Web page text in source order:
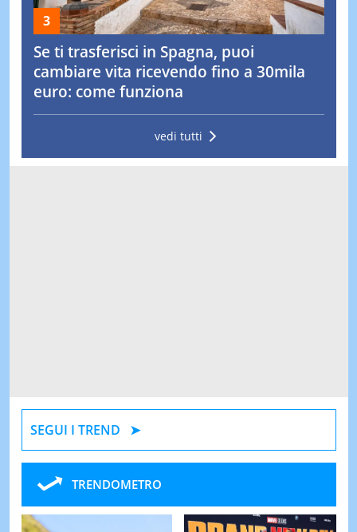
Se ti trasferisci in Spagna, puoi
cambiare vita ricevendo fino a 30mila
euro: come funziona
vedi tutti
SEGUI I TREND
TRENDOMETRO